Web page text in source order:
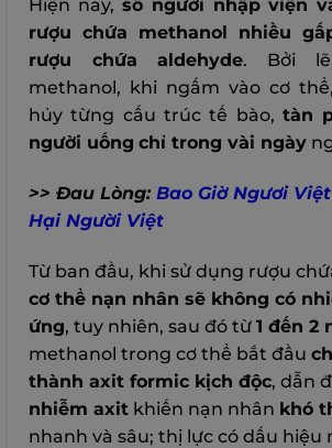
Hiện nay, số người nhập viện
rượu chứa methanol nhiều
rượu chứa aldehyde. Bởi
methanol, khi ngấm vào cơ
hủy từng cấu trúc tế bào, tàn
người uống chỉ trong vài ngày
>> Đau Lòng: Bao Giờ Ngươi
Hại Người Việt
Từ ban đầu, khi sử dụng rượu
cơ thể nạn nhân sẽ không có
ứng, tuy nhiên, sau đó từ 1 đến 2
methanol trong cơ thể bắt đầu
thành axit formic kịch độc, dẫn
nhiễm axit khiến nạn nhân khó
nhanh và sâu; thị lực có dấu hiệu